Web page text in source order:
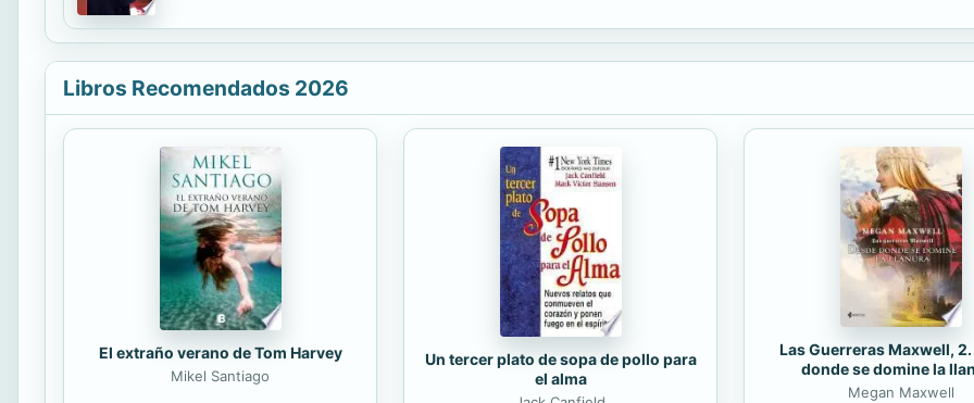
Libros Recomendados 2026
El extraño verano de Tom Harvey
Mikel Santiago
Un tercer plato de sopa de pollo para
el alma
Las Guerreras Maxwell, 2.
donde se domine la
Megan Maxwell